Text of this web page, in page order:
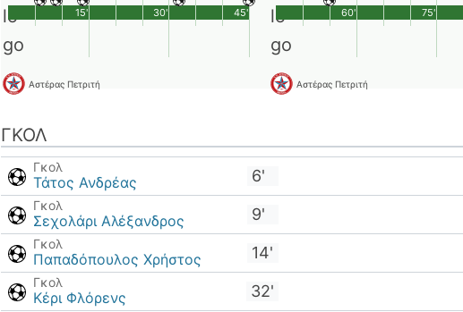
Αστέρας Πετριτή
45'
15' 30'
Αστέρας Πετριτή
60' 75'
ΓΚΟΛ
Γκολ
Τάτος Ανδρέας 6'
Γκολ
Σεχολάρι Αλέξανδρος 9'
Γκολ
Παπαδόπουλος Χρήστος 14'
Γκολ
Κέρι Φλόρενς 32'